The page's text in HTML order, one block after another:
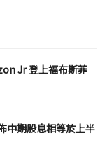
Jr 登上福布斯菲
中期股息相等於上半